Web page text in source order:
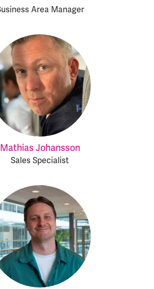
Area Manager
Mathias Johansson
Sales Specialist